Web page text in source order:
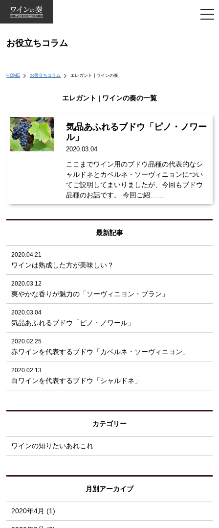
お役立ちコラム
HOME お役立ちコラム エレガント | ワインの奏
エレガント | ワインの奏の一覧
気品あふれるブドウ「ピノ・ノワー
ル」
2020.03.04
ここまでワイン用のブドウ品種の代表的なシ
ャルドネとカベルネ・ソーヴィニョンについ
てご説明してまいりましたが、今回もブドウ
品種のお話です。 今回ご紹……
最新記事
2020.04.21
ワインは熟成した方が美味しい？
2020.03.12
爽やかな香りが魅力の「ソーヴィニヨン・ブラン」
2020.03.04
気品あふれるブドウ「ピノ・ノワール」
2020.02.25
赤ワインを代表するブドウ「カベルネ・ソーヴィニヨン」
2020.02.13
白ワインを代表するブドウ「シャルドネ」
カテゴリー
ワインの知りたいあれこれ
月別アーカイブ
2020年4月 (1)